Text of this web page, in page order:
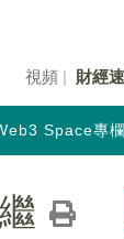
視頻 財經
Space專欄